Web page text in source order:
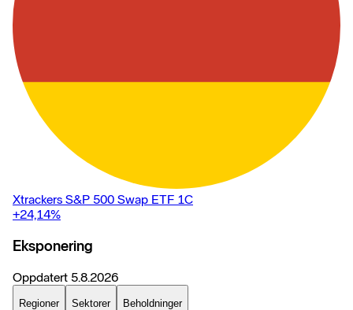
Xtrackers S&P 500 Swap ETF 1C
+24,14%
Eksponering
Oppdatert 5.8.2026
Regioner Sektorer Beholdninger